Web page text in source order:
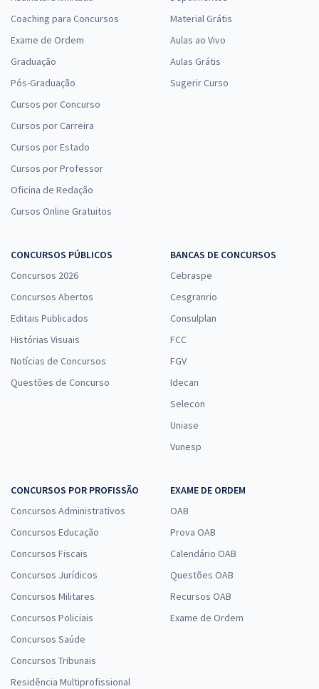
Coaching para Concursos
Exame de Ordem
Graduação
Pós-Graduação
Cursos por Concurso
Cursos por Carreira
Cursos por Estado
Cursos por Professor
Oficina de Redação
Cursos Online Gratuitos
Material Grátis
Aulas ao Vivo
Aulas Grátis
Sugerir Curso
CONCURSOS PÚBLICOS
Concursos 2026
Concursos Abertos
Editais Publicados
Histórias Visuais
Notícias de Concursos
Questões de Concurso
BANCAS DE CONCURSOS
Cebraspe
Cesgranrio
Consulplan
FCC
FGV
Idecan
Selecon
Uniase
Vunesp
CONCURSOS POR PROFISSÃO
Concursos Administrativos
Concursos Educação
Concursos Fiscais
Concursos Jurídicos
Concursos Militares
Concursos Policiais
Concursos Saúde
Concursos Tribunais
Residência Multiprofissional
EXAME DE ORDEM
OAB
Prova OAB
Calendário OAB
Questões OAB
Recursos OAB
Exame de Ordem